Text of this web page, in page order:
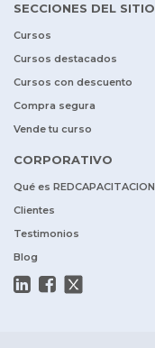
SECCIONES DEL SITIO
Cursos
Cursos destacados
Cursos con descuento
Compra segura
Vende tu curso
CORPORATIVO
Qué es REDCAPACITACION
Clientes
Testimonios
Blog